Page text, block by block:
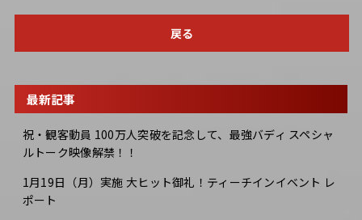
戻る
最新記事
祝・観客動員 100万人突破を記念して、最強バディ スペシャ
ルトーク映像解禁！！
1月19日（月）実施 大ヒット御礼！ティーチインイベント レ
ポート